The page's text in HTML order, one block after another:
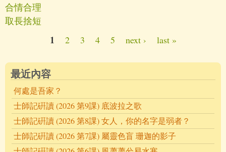
合情合理
取長捨短
1 2 3 4 5 next › last »
最近內容
何處是吾家？
士師記硏讀 (2026 第9課) 底波拉之歌
士師記硏讀 (2026 第8課) 女人，你的名字是弱者？
士師記硏讀 (2026 第7課) 屬靈色盲 珊迦的影子